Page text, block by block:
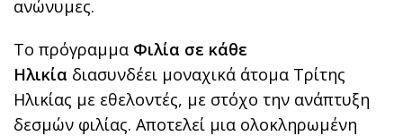
ανώνυμες.
Το πρόγραμμα Φιλία σε κάθε
Ηλικία διασυνδέει μοναχικά άτομα Τρίτης
Ηλικίας με εθελοντές, με στόχο την ανάπτυξη
δεσμών φιλίας. Αποτελεί μια ολοκληρωμένη